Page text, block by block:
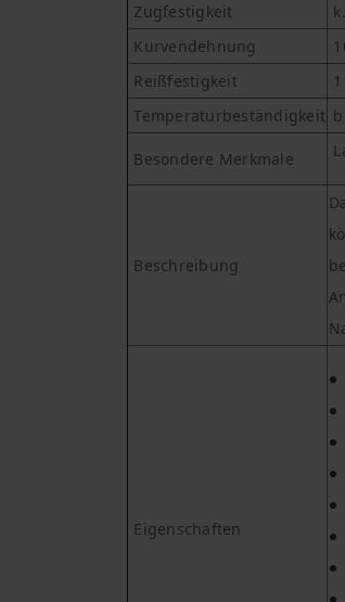
Zugfestigkeit
Kurvendehnung
Reißfestigkeit
Temperaturbeständigkeit
Besondere Merkmale
Beschreibung
Eigenschaften